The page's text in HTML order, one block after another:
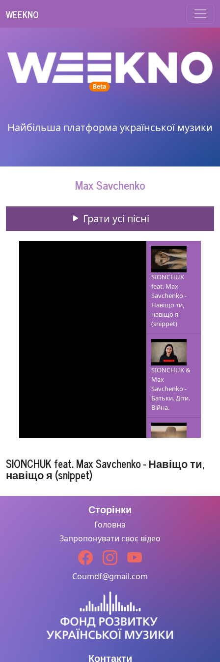
WEEKNO
Betaunread messages
Найбільша платформа української музики
Max Savchenko
Грати усі пісні
SIONCHUK
feat. Max
Savchenko -
Навіщо ти,
навіщо я
(snippet)
SIONCHUK &
Max
Savchenko -
Батьки. Діти.
Війна.
MAX
SAVCHENKO -
SIONCHUK feat. Max Savchenko - Навіщо ти,
навіщо я (snippet)
Сторінки
Головна
Запропонувати своє відео
Coumdf@gmail.com
Контакти